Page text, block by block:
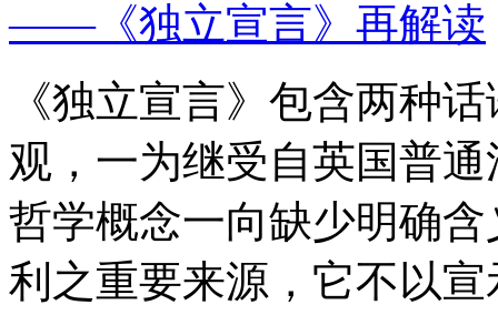
——《独立宣言》再解读
《独立宣言》包含两种
观，一为继受自英国普
哲学概念一向缺少明确
利之重要来源，它不以